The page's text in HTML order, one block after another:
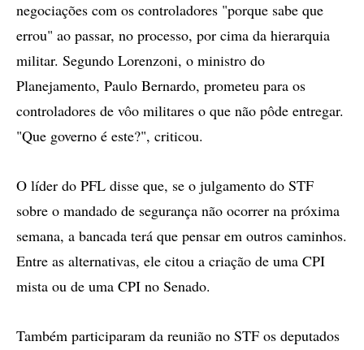
negociações com os controladores "porque sabe que
errou" ao passar, no processo, por cima da hierarquia
militar. Segundo Lorenzoni, o ministro do
Planejamento, Paulo Bernardo, prometeu para os
controladores de vôo militares o que não pôde entregar.
"Que governo é este?", criticou.
O líder do PFL disse que, se o julgamento do STF
sobre o mandado de segurança não ocorrer na próxima
semana, a bancada terá que pensar em outros caminhos.
Entre as alternativas, ele citou a criação de uma CPI
mista ou de uma CPI no Senado.
Também participaram da reunião no STF os deputados